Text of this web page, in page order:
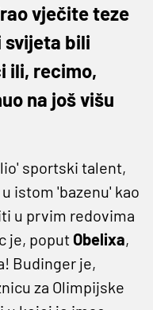
vječite teze
svijeta bili
ili, recimo,
na još višu
sportski talent,
istom 'bazenu' kao
u prvim redovima
je, poput Obelixa,
Budinger je,
za Olimpijske